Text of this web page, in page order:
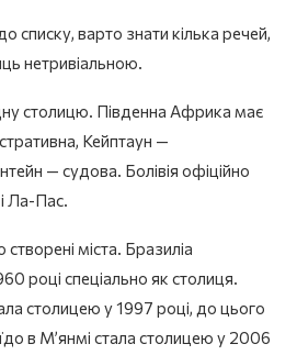
списку, варто знати кілька речей,
нетривіальною.
столицю. Південна Африка має
Кейптаун —
— судова. Болівія офіційно
Ла-Пас.
міста. Бразиліа
році спеціально як столиця.
столицею у 1997 році, до цього
в М’янмі стала столицею у 2006